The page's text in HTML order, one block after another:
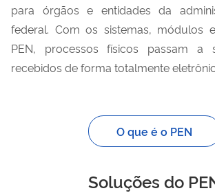
para órgãos e entidades da
federal. Com os sistemas, módulos
PEN, processos físicos passam a
recebidos de forma totalmente
O que é o PEN
Soluções do